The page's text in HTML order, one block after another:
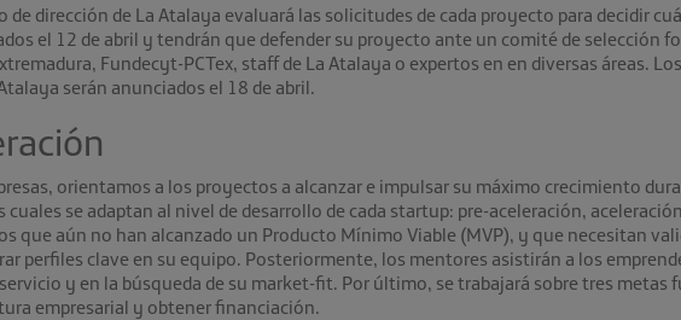
dirección de La Atalaya evaluará las solicitudes de cada proyecto para decidir
el 12 de abril y tendrán que defender su proyecto ante un comité de selección
Fundecyt-PCTex, staff de La Atalaya o expertos en en diversas áreas.
serán anunciados el 18 de abril.
orientamos a los proyectos a alcanzar e impulsar su máximo crecimiento
se adaptan al nivel de desarrollo de cada startup: pre-aceleración,
que aún no han alcanzado un Producto Mínimo Viable (MVP), y que necesitan
perfiles clave en su equipo. Posteriormente, los mentores asistirán a los
y en la búsqueda de su market-fit. Por último, se trabajará sobre tres metas
empresarial y obtener financiación.